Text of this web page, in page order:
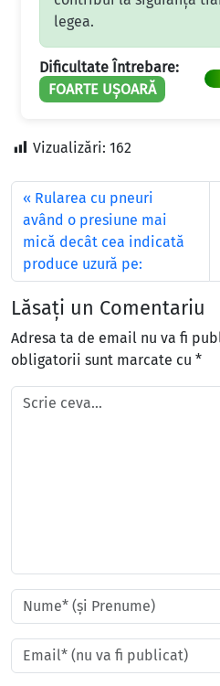
legea.
Dificultate Întrebare:
FOARTE UȘOARĂ
Vizualizări: 162
Rularea cu pneuri
având o presiune mai
mică decât cea indicată
produce uzură pe:
Lăsați un Comentariu
Adresa ta de email nu va fi
obligatorii sunt marcate cu *